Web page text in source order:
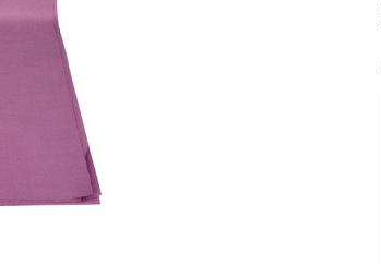
réinitialiser votre mot de passe